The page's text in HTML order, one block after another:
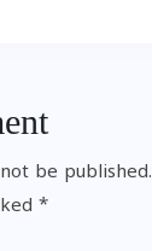
be published.
*